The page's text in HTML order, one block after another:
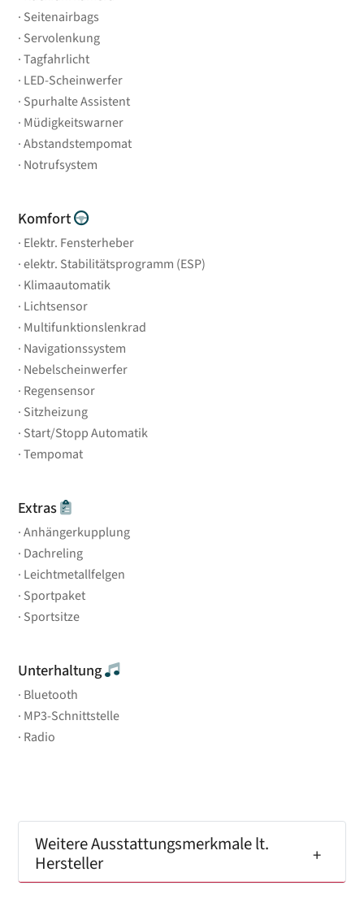
Seitenairbags
Servolenkung
Tagfahrlicht
LED-Scheinwerfer
Spurhalte Assistent
Müdigkeitswarner
Abstandstempomat
Notrufsystem
Komfort
Elektr. Fensterheber
elektr. Stabilitätsprogramm (ESP)
Klimaautomatik
Lichtsensor
Multifunktionslenkrad
Navigationssystem
Nebelscheinwerfer
Regensensor
Sitzheizung
Start/Stopp Automatik
Tempomat
Extras
Anhängerkupplung
Dachreling
Leichtmetallfelgen
Sportpaket
Sportsitze
Unterhaltung
Bluetooth
MP3-Schnittstelle
Radio
Weitere Ausstattungsmerkmale lt.
Hersteller